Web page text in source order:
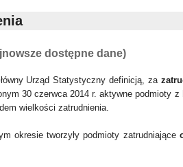
dostępne dane)
Urząd Statystyczny definicją, za
30 czerwca 2014 r. aktywne podmioty
wielkości zatrudnienia.
okresie tworzyły podmioty zatrudniające